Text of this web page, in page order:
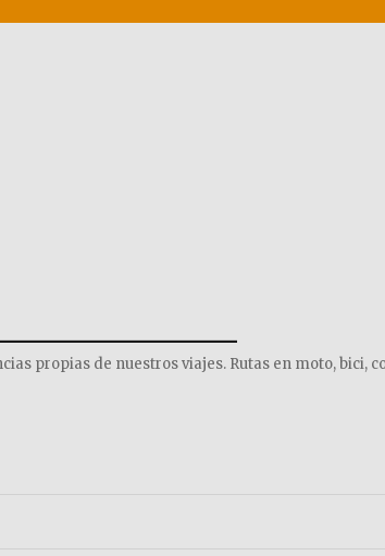
propias de nuestros viajes. Rutas en moto, bici,